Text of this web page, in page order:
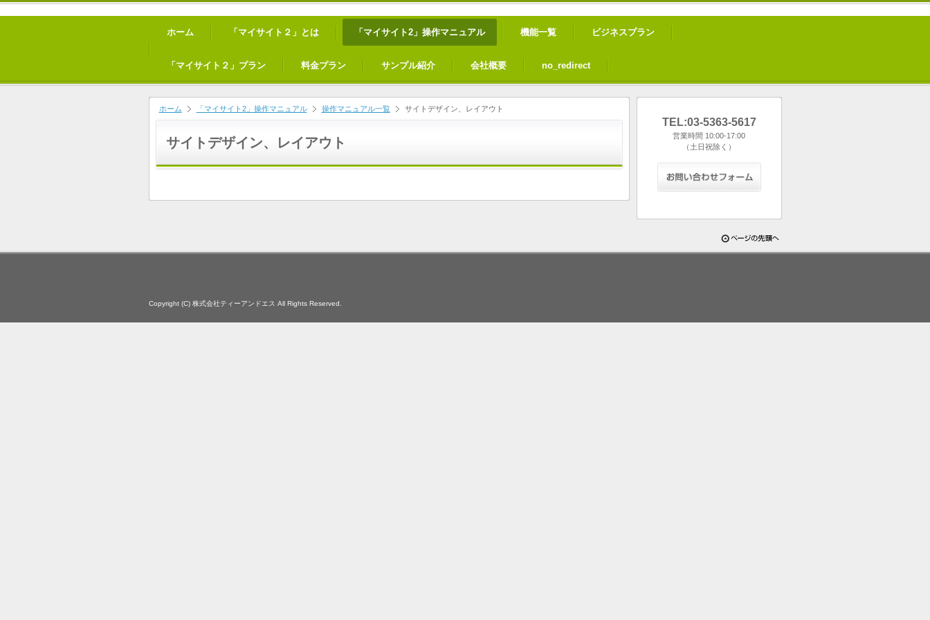
ホーム 「マイサイト２」とは 「マイサイト2」操作マニュアル 機能一覧 ビジネスプラン
「マイサイト２」プラン 料金プラン サンプル紹介 会社概要 no_redirect
ホーム 「マイサイト2」操作マニュアル 操作マニュアル一覧 サイトデザイン、レイアウト
サイトデザイン、レイアウト
TEL:03-5363-5617
営業時間 10:00-17:00
（土日祝除く）
Copyright (C) 株式会社ティーアンドエス All Rights Reserved.